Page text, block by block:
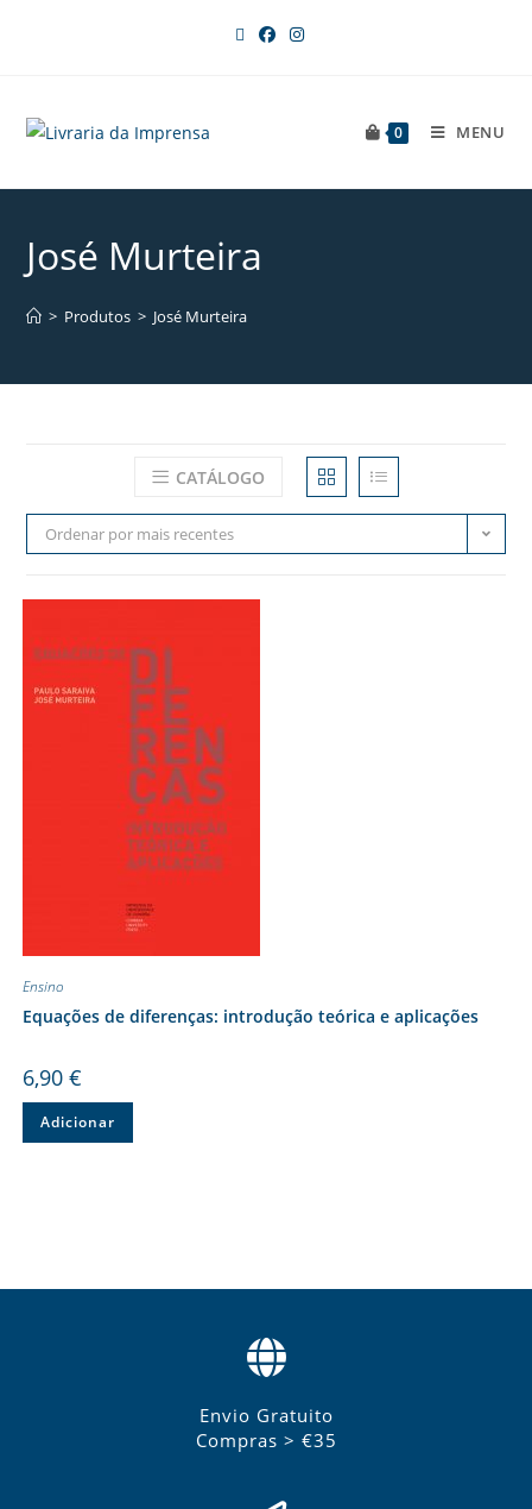
0 MENU
José Murteira
> Produtos > José Murteira
CATÁLOGO
Ordenar por mais recentes
Ensino
Equações de diferenças: introdução teórica e aplicações
6,90 €
Adicionar
Envio Gratuito
Compras > €35